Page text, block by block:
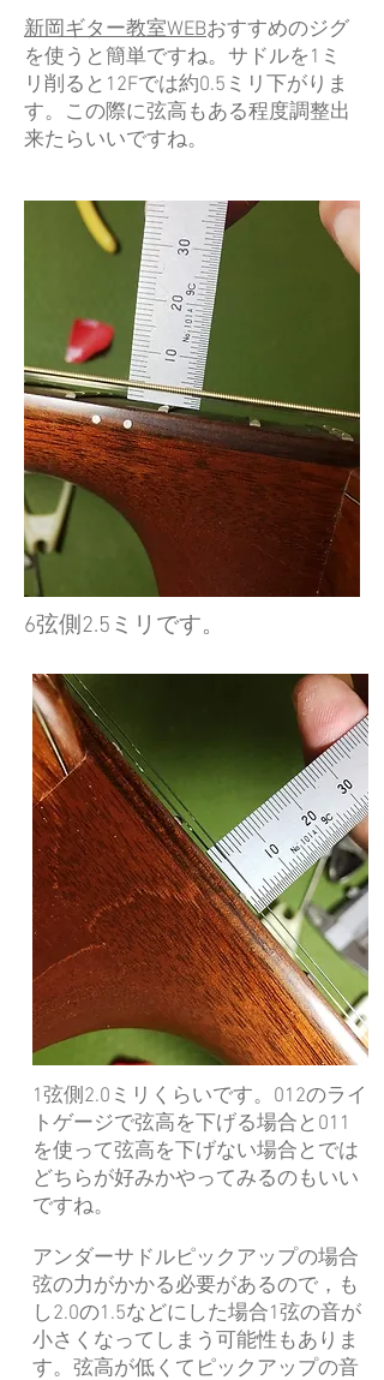
新岡ギター教室WEBおすすめのジグ
を使うと簡単ですね。サドルを1ミ
リ削ると12Fでは約0.5ミリ下がりま
す。この際に弦高もある程度調整出
来たらいいですね。
6弦側2.5ミリです。
1弦側2.0ミリくらいです。012のライ
トゲージで弦高を下げる場合と011
を使って弦高を下げない場合とでは
どちらが好みかやってみるのもいい
ですね。
アンダーサドルピックアップの場合
弦の力がかかる必要があるので，も
し2.0の1.5などにした場合1弦の音が
小さくなってしまう可能性もありま
す。弦高が低くてピックアップの音